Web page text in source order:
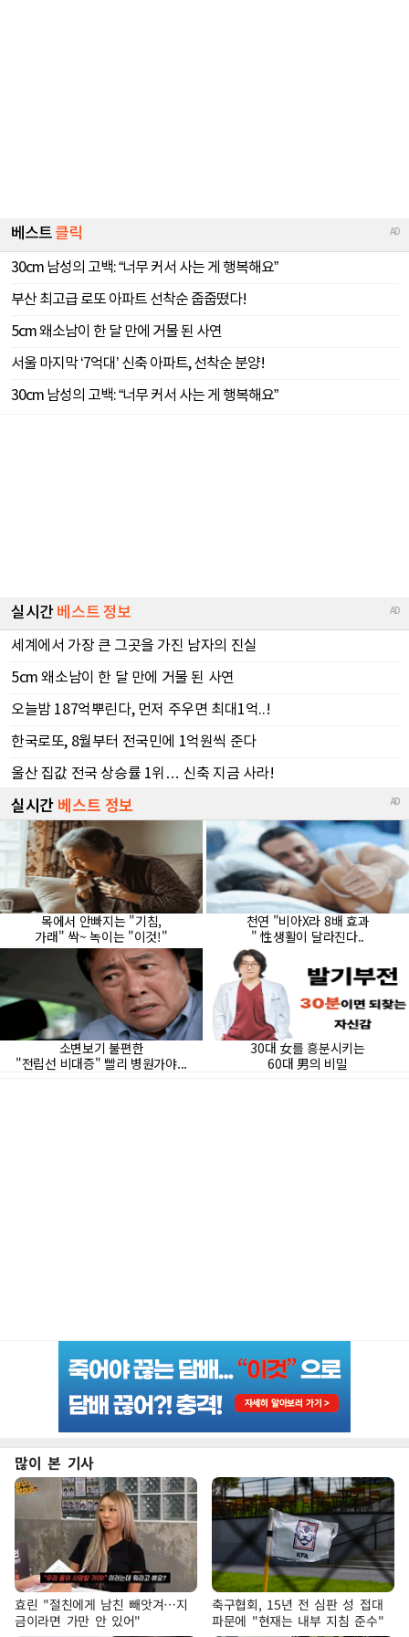
많이 본 기사
효린 "절친에게 남친 빼앗겨…지
금이라면 가만 안 있어"
축구협회, 15년 전 심판 성 접대
파문에 "현재는 내부 지침 준수"